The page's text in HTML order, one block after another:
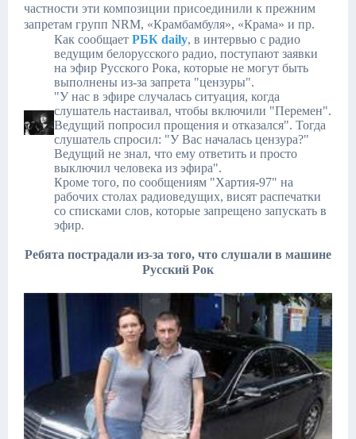
частности эти композиции присоединили к прежним
запретам групп NRM, «Крамбамбуля», «Крама» и пр.
Как сообщает РБК daily, в интервью с радио
ведущим белорусского радио, поступают заявки
на эфир Русского Рока, которые не могут быть
выполнены из-за запрета "цензуры".
"У нас в эфире случалась ситуация, когда
слушатель настаивал, чтобы включили "Перемен".
Ведущий попросил прощения и отказался". Тогда
слушатель спросил: "У Вас началась цензура?"
Ведущий не знал, что ему ответить и просто
выключил человека из эфира".
Кроме того, по сообщениям "Хартия-97" на
рабочих столах радиоведущих, висят распечатки
со списками слов, которые запрещено запускать в
эфир.
Ребята пострадали из-за того, что слушали в машине
Русский Рок